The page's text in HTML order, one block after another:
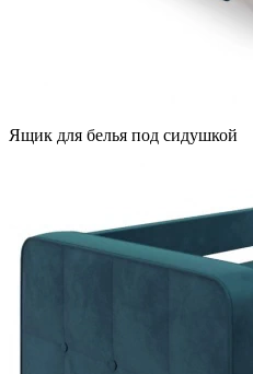
Ящик для белья под сидушкой